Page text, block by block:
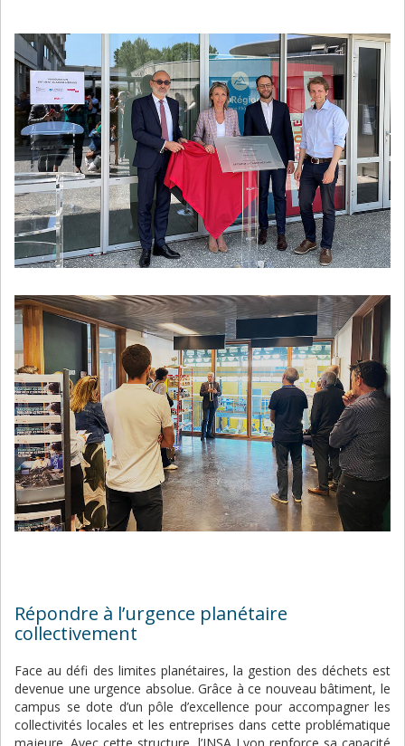
Répondre à l’urgence planétaire
collectivement
Face au défi des limites planétaires, la gestion des déchets est
devenue une urgence absolue. Grâce à ce nouveau bâtiment, le
campus se dote d’un pôle d’excellence pour accompagner les
collectivités locales et les entreprises dans cette problématique